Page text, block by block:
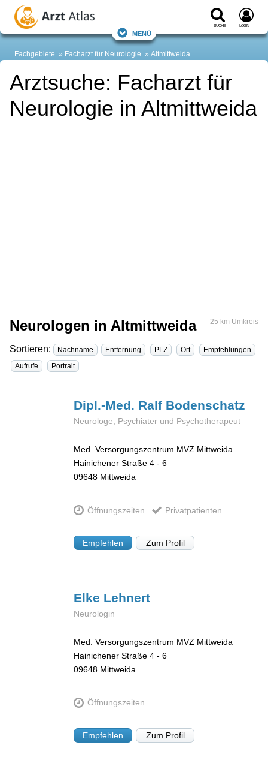
Suche Login
Menü
Fachgebiete Facharzt für Neurologie Altmittweida
Arztsuche: Facharzt für
Neurologie in Altmittweida
Neurologen in Altmittweida 25 km Umkreis
Sortieren: Nachname Entfernung PLZ Ort
Empfehlungen
Aufrufe
Portrait
Dipl.-Med. Ralf Bodenschatz
Neurologe, Psychiater und Psychotherapeut
Med. Versorgungszentrum MVZ Mittweida
Hainichener Straße 4 - 6
09648 Mittweida
Öffnungszeiten Privatpatienten
Empfehlen Zum Profil
Elke Lehnert
Neurologin
Med. Versorgungszentrum MVZ Mittweida
Hainichener Straße 4 - 6
09648 Mittweida
Öffnungszeiten
Empfehlen Zum Profil